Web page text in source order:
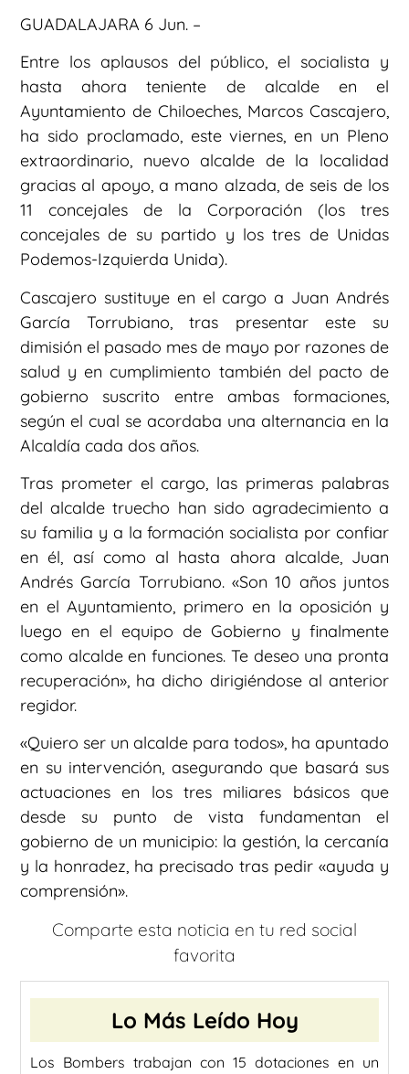
GUADALAJARA 6 Jun. –
Entre los aplausos del público, el socialista y
hasta ahora teniente de alcalde en el
Ayuntamiento de Chiloeches, Marcos Cascajero,
ha sido proclamado, este viernes, en un Pleno
extraordinario, nuevo alcalde de la localidad
gracias al apoyo, a mano alzada, de seis de los
11 concejales de la Corporación (los tres
concejales de su partido y los tres de Unidas
Podemos-Izquierda Unida).
Cascajero sustituye en el cargo a Juan Andrés
García Torrubiano, tras presentar este su
dimisión el pasado mes de mayo por razones de
salud y en cumplimiento también del pacto de
gobierno suscrito entre ambas formaciones,
según el cual se acordaba una alternancia en la
Alcaldía cada dos años.
Tras prometer el cargo, las primeras palabras
del alcalde truecho han sido agradecimiento a
su familia y a la formación socialista por confiar
en él, así como al hasta ahora alcalde, Juan
Andrés García Torrubiano. «Son 10 años juntos
en el Ayuntamiento, primero en la oposición y
luego en el equipo de Gobierno y finalmente
como alcalde en funciones. Te deseo una pronta
recuperación», ha dicho dirigiéndose al anterior
regidor.
«Quiero ser un alcalde para todos», ha apuntado
en su intervención, asegurando que basará sus
actuaciones en los tres miliares básicos que
desde su punto de vista fundamentan el
gobierno de un municipio: la gestión, la cercanía
y la honradez, ha precisado tras pedir «ayuda y
comprensión».
Comparte esta noticia en tu red social
favorita
Lo Más Leído Hoy
Los Bombers trabajan con 15 dotaciones en un